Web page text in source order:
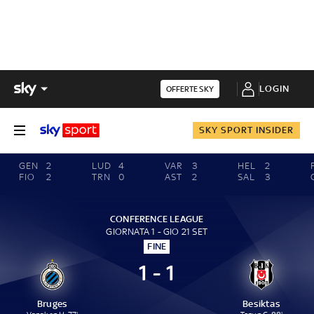
OFFERTE SKY LOGIN
SKY SPORT INSIDER
GEN
2
FIO
2
LUD
4
TRN
0
VAR
3
AST
2
HEL
2
SAL
3
CONFERENCE LEAGUE
GIORNATA 1 - GIO 21 SET
FINE
Bruges
1 - 1
Besiktas